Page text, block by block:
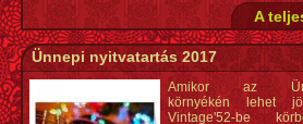
A
Ünnepi nyitvatartás 2017
Amikor az
környékén lehet
Vintage'52-be